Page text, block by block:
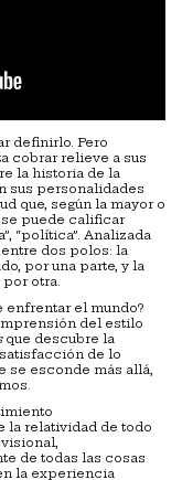
definirlo. Pero
cobrar relieve a sus
la historia de la
sus personalidades
que, según la mayor o
puede calificar
“política”. Analizada
dos polos: la
por una parte, y la
otra.
enfrentar el mundo?
del estilo
que descubre la
de lo
se esconde más allá,
la relatividad de todo
de todas las cosas
la experiencia